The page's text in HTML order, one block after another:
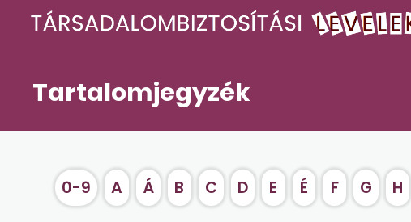
Tartalomjegyzék
0-9 A Á B C D E É F G H